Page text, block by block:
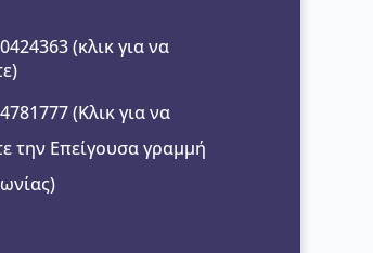
(κλικ για να
(Κλικ για να
την Επείγουσα γραμμή